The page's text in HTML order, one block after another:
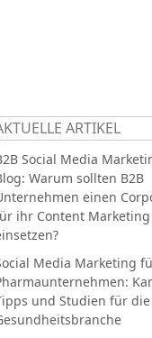
ARTIKEL
Social Media
Warum sollten B2B
einen
ihr Content Marketing
Media Marketing
und Studien für die